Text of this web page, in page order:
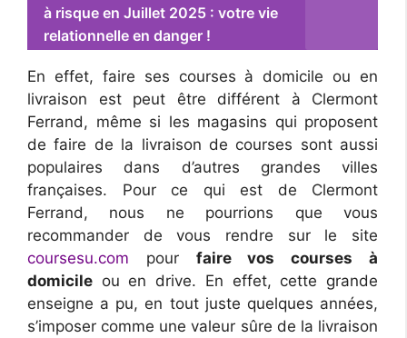
à risque en Juillet 2025 : votre vie
relationnelle en danger !
En effet, faire ses courses à domicile ou en
livraison est peut être différent à Clermont
Ferrand, même si les magasins qui proposent
de faire de la livraison de courses sont aussi
populaires dans d’autres grandes villes
françaises. Pour ce qui est de Clermont
Ferrand, nous ne pourrions que vous
recommander de vous rendre sur le site
coursesu.com pour faire vos courses à
domicile ou en drive. En effet, cette grande
enseigne a pu, en tout juste quelques années,
s’imposer comme une valeur sûre de la livraison